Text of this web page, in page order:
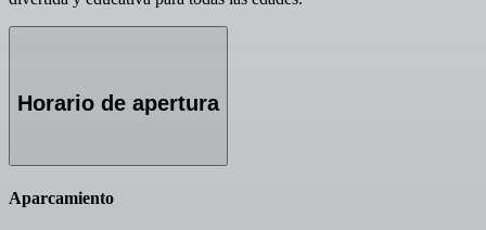
Horario de apertura
Aparcamiento